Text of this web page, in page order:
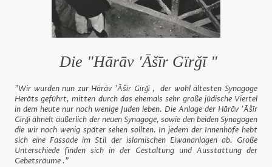
Die "Hārāv 'Āšīr Gïrǧī "
"Wir wurden nun zur Hārāv 'Āšīr Gïrǧī , der wohl ältesten Synagoge
Herāts geführt, mitten durch das ehemals sehr große jüdische Viertel
in dem heute nur noch wenige Juden leben. Die Anlage der Hārāv 'Āšīr
Gïrǧī ähnelt äußerlich der neuen Synagoge, sowie den beiden Synagogen
die wir noch wenig später sehen sollten. In jedem der Innenhöfe hebt
sich eine Fassade im Stil der islamischen Eiwananlagen ab. Große
Unterschiede finden sich in der Gestaltung und Ausstattung der
Gebetsräume ."